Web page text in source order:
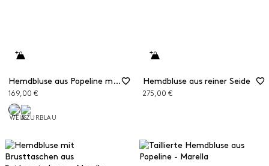
Hemdbluse aus Popeline mit Schößchen
169,00 €
Hemdbluse aus reiner Seide
275,00 €